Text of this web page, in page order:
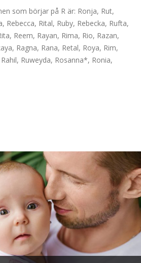
som börjar på R är: Ronja, Rut,
Rebecca, Rital, Ruby, Rebecka, Rufta,
Reem, Rayan, Rima, Rio, Razan,
Ragna, Rana, Retal, Roya, Rim,
Ruweyda, Rosanna*, Ronia,